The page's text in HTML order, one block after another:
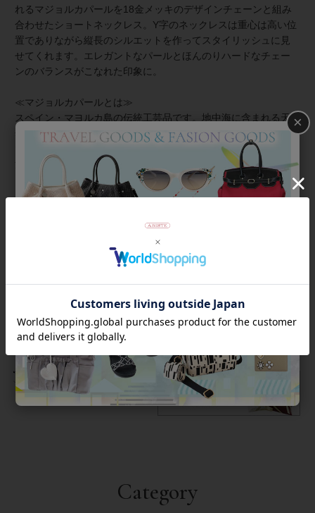
れるマジョルカパールを18金メッキのデザインチェーンと組み
合わせたショートネックレス。Y字のネックレスは重心は高い位
置でありながら縦長のシルエットを作ってスタイリッシュに見
せてくれます。エレガントなパールとほんのりハードなチェー
ンのバランスがこなれた印象に。
≪マジョルカパールとは≫
スペイン・マヨルカ島の伝統工芸品です。地中海に含まれる天
然成分を素材に、幾重にもパールエッセンスを塗り重ね、人工
でありながらも、天然真珠さながらの内側から輝くような光
沢・色合い・巻の厚みを再現。天然真珠よりも傷が付きにく
く、汗や化粧水による品質変化が少ないため扱いやすく、気軽
に装えるのもマジョルカパールの魅力です。
大人のおしゃれ手帖5月号
商品番号 1260035
返品について
Category
×